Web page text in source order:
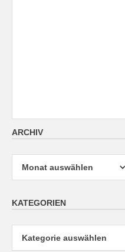
ARCHIV
Archiv
KATEGORIEN